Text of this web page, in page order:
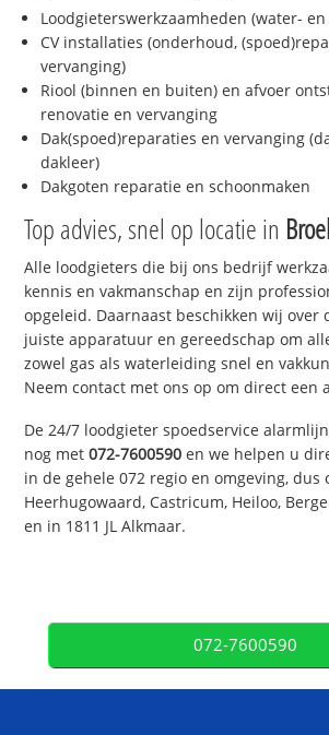
Loodgieterswerkzaamheden (water-
CV installaties (onderhoud,
vervanging)
Riool (binnen en buiten) en afvoer
renovatie en vervanging
Dak(spoed)reparaties en vervanging
dakleer)
Dakgoten reparatie en schoonmaken
Top advies, snel op locatie in
Alle loodgieters die bij ons bedrijf
kennis en vakmanschap en zijn
opgeleid. Daarnaast beschikken wij over
juiste apparatuur en gereedschap om
zowel gas als waterleiding snel en
Neem contact met ons op om direct een
De 24/7 loodgieter spoedservice
nog met072-7600590 en we helpen u
in de gehele 072 regio en omgeving, dus
Heerhugowaard, Castricum, Heiloo,
en in 1811 JL Alkmaar.
072-7600590